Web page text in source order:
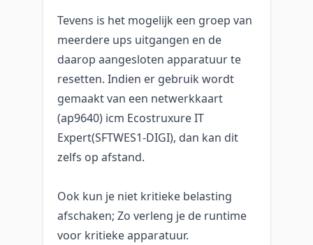
Tevens is het mogelijk een groep van
meerdere ups uitgangen en de
daarop aangesloten apparatuur te
resetten. Indien er gebruik wordt
gemaakt van een netwerkkaart
(ap9640) icm Ecostruxure IT
Expert(SFTWES1-DIGI), dan kan dit
zelfs op afstand.
Ook kun je niet kritieke belasting
afschaken; Zo verleng je de runtime
voor kritieke apparatuur.